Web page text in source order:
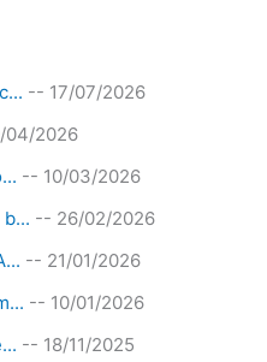
-- 17/07/2026
04/2026
-- 10/03/2026
-- 26/02/2026
-- 21/01/2026
-- 10/01/2026
-- 18/11/2025